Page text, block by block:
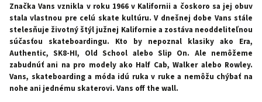
Značka Vans vznikla v roku 1966 v Kalifornii a čoskoro sa jej obuv
stala vlastnou pre celú skate kultúru. V dnešnej dobe Vans stále
stelesňuje životný štýl južnej Kalifornie a zostáva neoddeliteľnou
súčasťou skateboardingu. Kto by nepoznal klasiky ako Era,
Authentic, SK8-HI, Old School alebo Slip On. Ale nemôžeme
zabudnúť ani na pro modely ako Half Cab, Walker alebo Rowley.
Vans, skateboarding a móda idú ruka v ruke a nemôžu chýbať na
nohe ani jednému skaterovi. Vans off the wall.